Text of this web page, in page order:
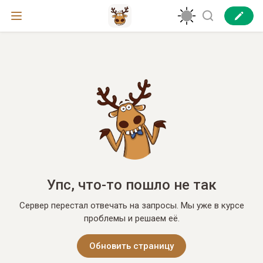
Упс, что-то пошло не так
Сервер перестал отвечать на запросы. Мы уже в курсе
проблемы и решаем её.
Обновить страницу